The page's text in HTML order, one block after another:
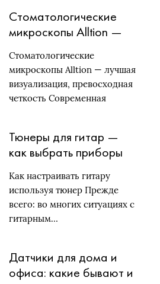
Стоматологические
микроскопы Alltion —
превосходная четкость
Стоматологические
микроскопы Alltion — лучшая
визуализация, превосходная
четкость Современная
Тюнеры для гитар —
как выбрать приборы
акустических и
электрогитар
Как настраивать гитару
используя тюнер Прежде
всего: во многих ситуациях с
гитарным…
Датчики для дома и
офиса: какие бывают и